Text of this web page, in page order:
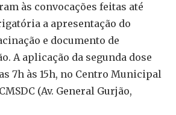
às convocações feitas até
a apresentação do
e documento de
A aplicação da segunda dose
7h às 15h, no Centro Municipal
(Av. General Gurjão,